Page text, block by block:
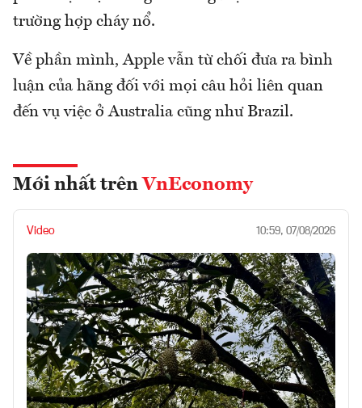
trường hợp cháy nổ.
Về phần mình, Apple vẫn từ chối đưa ra bình
luận của hãng đối với mọi câu hỏi liên quan
đến vụ việc ở Australia cũng như Brazil.
Mới nhất trên VnEconomy
Video 10:59, 07/08/2026